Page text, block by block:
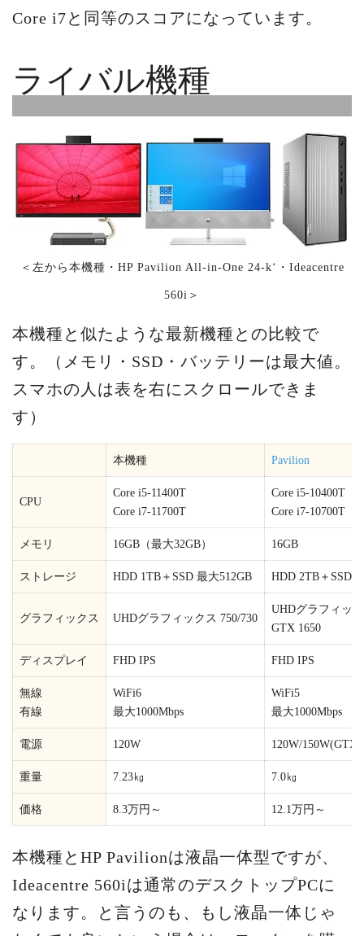
Core i7と同等のスコアになっています。
ライバル機種
＜左から本機種・HP Pavilion All-in-One 24-k‘・Ideacentre
560i＞
本機種と似たような最新機種との比較で
す。（メモリ・SSD・バッテリーは最大値。
スマホの人は表を右にスクロールできま
す）
本機種 Pavilion
CPU
Core i5-11400T
Core i7-11700T
Core i5-10400T
Core i7-10700T
メモリ 16GB（最大32GB） 16GB
ストレージ HDD 1TB＋SSD 最大512GB HDD 2TB＋SSD
グラフィックス UHDグラフィックス 750/730
UHDグラフィッ
GTX 1650
ディスプレイ FHD IPS FHD IPS
無線
有線
WiFi6
最大1000Mbps
WiFi5
最大1000Mbps
電源 120W 120W/150W(GTX
重量 7.23㎏ 7.0㎏
価格 8.3万円～ 12.1万円～
本機種とHP Pavilionは液晶一体型ですが、
Ideacentre 560iは通常のデスクトップPCに
なります。と言うのも、もし液晶一体じゃ